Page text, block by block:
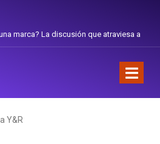
marca? La discusión que atraviesa a
Y&R